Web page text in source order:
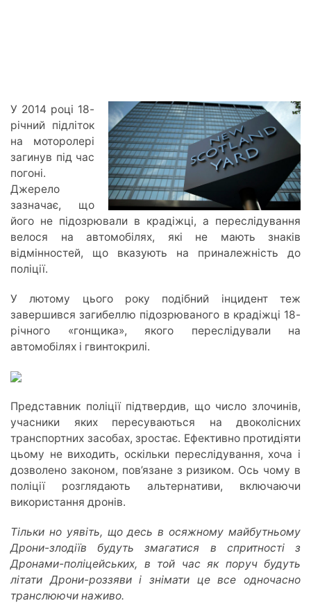
У 2014 році 18-
річний підліток
на моторолері
загинув під час
погоні.
Джерело
зазначає, що
його не підозрювали в крадіжці, а переслідування
велося на автомобілях, які не мають знаків
відмінностей, що вказують на приналежність до
поліції.
У лютому цього року подібний інцидент теж
завершився загибеллю підозрюваного в крадіжці 18-
річного «гонщика», якого переслідували на
автомобілях і гвинтокрилі.
Представник поліції підтвердив, що число злочинів,
учасники яких пересуваються на двоколісних
транспортних засобах, зростає. Ефективно протидіяти
цьому не виходить, оскільки переслідування, хоча і
дозволено законом, пов’язане з ризиком. Ось чому в
поліції розглядають альтернативи, включаючи
використання дронів.
Тільки но уявіть, що десь в осяжному майбутньому
Дрони-злодіїв будуть змагатися в спритності з
Дронами-поліцейських, в той час як поруч будуть
літати Дрони-роззяви і знімати це все одночасно
транслюючи наживо.